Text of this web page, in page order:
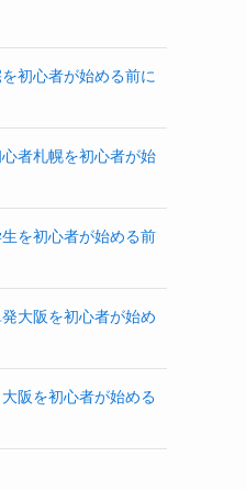
初心者が始める前に
者札幌を初心者が始
を初心者が始める前
大阪を初心者が始め
阪を初心者が始める